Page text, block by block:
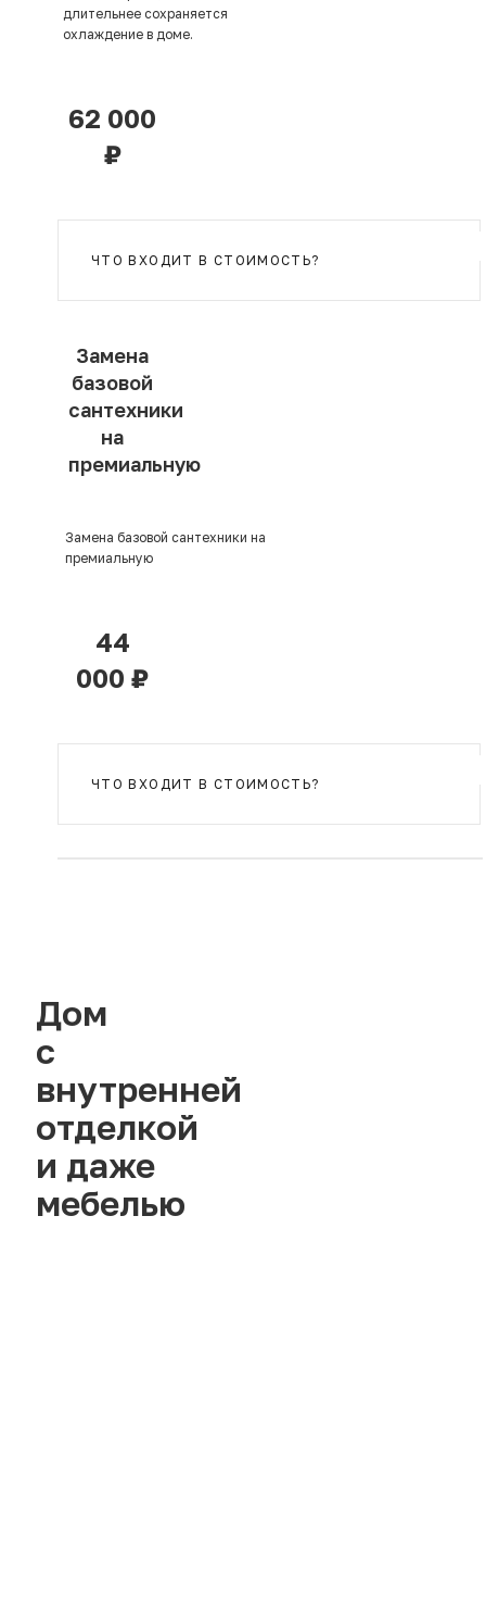
длительнее сохраняется
охлаждение в доме.
62 000
₽
ЧТО ВХОДИТ В СТОИМОСТЬ?
Замена
базовой
сантехники
на
премиальную
Замена базовой сантехники на
премиальную
44
000 ₽
ЧТО ВХОДИТ В СТОИМОСТЬ?
Дом
с
внутренней
отделкой
и даже
мебелью